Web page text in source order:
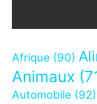
Afrique (90)
Animaux
Automobile (92)